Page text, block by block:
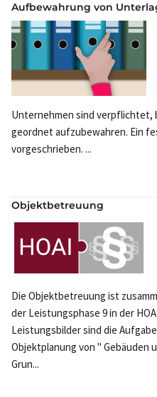
Aufbewahrung von
Unternehmen sind verpflichtet,
geordnet aufzubewahren. Ein
vorgeschrieben. ...
Objektbetreuung
Die Objektbetreuung ist
der Leistungsphase 9 in der
Leistungsbilder sind die
Objektplanung von " Gebäuden
Grun...